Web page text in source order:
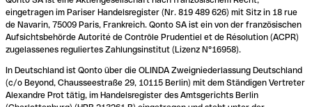
eingetragen im Pariser Handelsregister (Nr. 819 489 626) mit Sitz in 18 rue
de Navarin, 75009 Paris, Frankreich. Qonto SA ist ein von der französischen
Aufsichtsbehörde Autorité de Contrôle Prudentiel et de Résolution (ACPR)
zugelassenes reguliertes Zahlungsinstitut (Lizenz N°16958).
In Deutschland ist Qonto über die OLINDA Zweigniederlassung Deutschland
(c/o Beyond, Chausseestraße 29, 10115 Berlin) mit dem Ständigen Vertreter
Alexandre Prot tätig, im Handelsregister des Amtsgerichts Berlin